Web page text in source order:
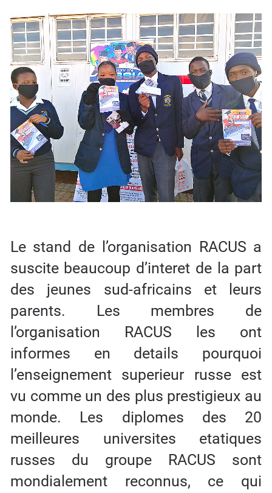
Le stand de l’organisation RACUS a
suscite beaucoup d’interet de la part
des jeunes sud-africains et leurs
parents. Les membres de
l’organisation RACUS les ont
informes en details pourquoi
l’enseignement superieur russe est
vu comme un des plus prestigieux au
monde. Les diplomes des 20
meilleures universites etatiques
russes du groupe RACUS sont
mondialement reconnus, ce qui